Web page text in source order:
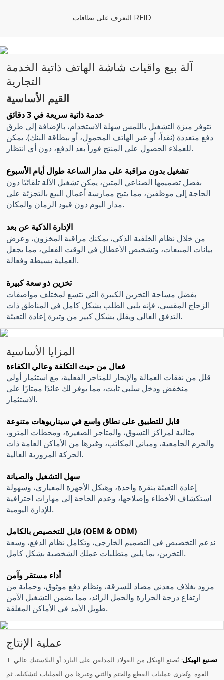
التعرف على بطاقات RFID
آلة بيع واقيات شاشة الهاتف ذاتية الخدمة
التجارية
القيم الأساسية
خدمة ذاتية سريعة في 3 دقائق
تتوفر ميزة التشغيل باللمس سهلة الاستخدام، بالإضافة إلى طرق
دفع متعددة (نقداً، أو عبر الهاتف المحمول، أو ببطاقة البنك). يمكن
للعملاء الحصول على المنتج فوراً بعد الدفع، دون أي انتظار.
تشغيل بدون مراقبة على مدار الساعة طوال أيام الأسبوع
بفضل تصميمها الصناعي المتين، يمكن تشغيل الآلة تلقائيًا دون
الحاجة إلى موظفين، مما يتيح ممارسة أعمال البيع بالتجزئة على
مدار اليوم دون قيود الزمان والمكان.
الإدارة الذكية عن بعد
من خلال نظام الخلفية الذكي، يمكنك مراقبة المخزون، وعرض
بيانات المبيعات، وتشخيص الأعطال في الوقت الفعلي، مما يجعل
العملية بسيطة وفعالة.
تخزين ذو سعة كبيرة
بفضل مساحة التخزين الكبيرة التي تتسع لمختلف مواصفات
الزجاج المقسى، فإنه يلبي الطلب بشكل كامل في المناطق ذات
التدفق العالي ويقلل بشكل كبير من وتيرة إعادة التعبئة.
المزايا الأساسية
فعال من حيث التكلفة وعالي الكفاءة
قلل من نفقات العمالة والإيجار للمتاجر الفعلية، مع استثمار أولي
منخفض ودخل سلبي ثابت، مما يوفر لك عائدًا ممتازًا على
الاستثمار.
قابل للتطبيق على نطاق واسع في سيناريوهات متنوعة
مثالية لمراكز التسوق، والمتاجر الصغيرة، ومحطات المترو،
والحرم الجامعية، ومباني المكاتب، وغيرها من الأماكن العامة ذات
الحركة المرورية العالية.
سهل التشغيل والصيانة
إعادة التعبئة بنقرة واحدة، وهيكل الأجهزة المعياري، وسهولة
استكشاف الأخطاء وإصلاحها، وعدم الحاجة إلى مهارات احترافية
للإدارة اليومية.
قابل للتخصيص بالكامل (OEM & ODM)
ندعم التخصيص في التصميم الخارجي، وتكامل نظام الدفع، وسعة
التخزين، بما يلبي متطلبات عملك الشخصية بشكل كامل.
أداء مستقر وآمن
مزود بغلاف معدني مضاد للسرقة، ونظام دفع موثوق، وحماية من
ارتفاع درجة الحرارة والحمل الزائد، مما يضمن التشغيل الآمن
طويل الأمد في الأماكن المغلقة.
عملية الإنتاج
1. تصنيع الهيكل:يُصنع الهيكل من الفولاذ المدلفن على البارد أو البلاستيك عالي
القوة. وتُجرى عمليات القطع والختم والثني وغيرها من العمليات لتشكيله، ثم